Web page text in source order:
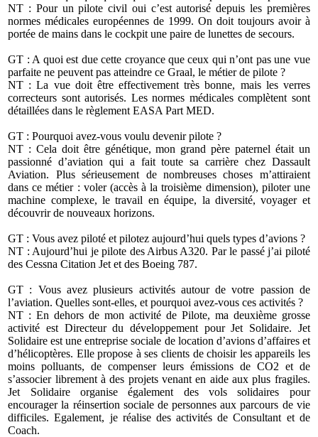
NT : Pour un pilote civil oui c’est autorisé depuis les premières
normes médicales européennes de 1999. On doit toujours avoir à
portée de mains dans le cockpit une paire de lunettes de secours.
GT : A quoi est due cette croyance que ceux qui n’ont pas une vue
parfaite ne peuvent pas atteindre ce Graal, le métier de pilote ?
NT : La vue doit être effectivement très bonne, mais les verres
correcteurs sont autorisés. Les normes médicales complètent sont
détaillées dans le règlement EASA Part MED.
GT : Pourquoi avez-vous voulu devenir pilote ?
NT : Cela doit être génétique, mon grand père paternel était un
passionné d’aviation qui a fait toute sa carrière chez Dassault
Aviation. Plus sérieusement de nombreuses choses m’attiraient
dans ce métier : voler (accès à la troisième dimension), piloter une
machine complexe, le travail en équipe, la diversité, voyager et
découvrir de nouveaux horizons.
GT : Vous avez piloté et pilotez aujourd’hui quels types d’avions ?
NT : Aujourd’hui je pilote des Airbus A320. Par le passé j’ai piloté
des Cessna Citation Jet et des Boeing 787.
GT : Vous avez plusieurs activités autour de votre passion de
l’aviation. Quelles sont-elles, et pourquoi avez-vous ces activités ?
NT : En dehors de mon activité de Pilote, ma deuxième grosse
activité est Directeur du développement pour Jet Solidaire. Jet
Solidaire est une entreprise sociale de location d’avions d’affaires et
d’hélicoptères. Elle propose à ses clients de choisir les appareils les
moins polluants, de compenser leurs émissions de CO2 et de
s’associer librement à des projets venant en aide aux plus fragiles.
Jet Solidaire organise également des vols solidaires pour
encourager la réinsertion sociale de personnes aux parcours de vie
difficiles. Egalement, je réalise des activités de Consultant et de
Coach.